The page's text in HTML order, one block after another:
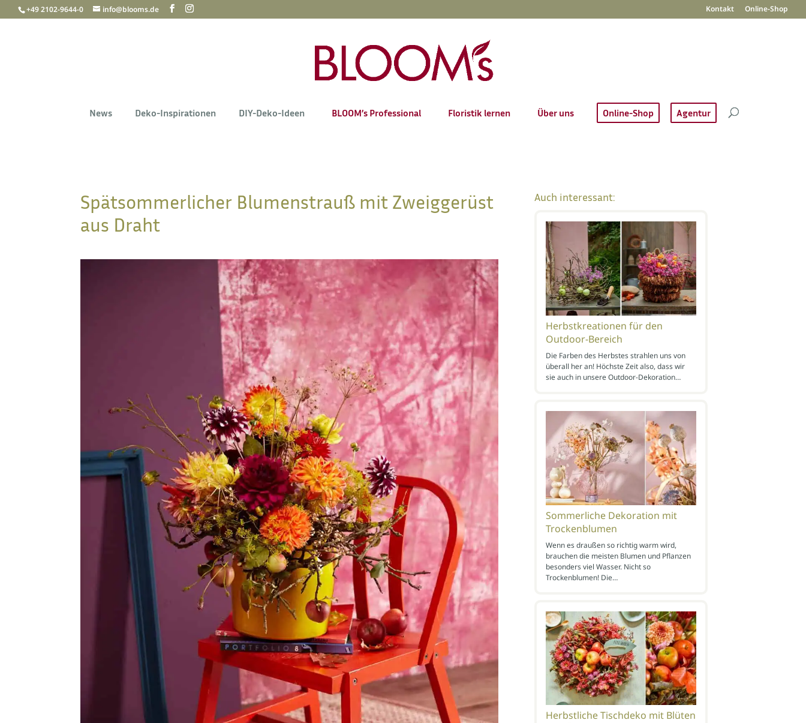
+49 2102-9644-0 info@blooms.de Kontakt Online-Shop
News Deko-Inspirationen DIY-Deko-Ideen BLOOM’s Professional Floristik lernen Über uns Online-Shop Agentur
Spätsommerlicher Blumenstrauß mit Zweiggerüst
aus Draht
Auch interessant:
Herbstkreationen für den
Outdoor-Bereich
Die Farben des Herbstes strahlen uns von
überall her an! Höchste Zeit also, dass wir
sie auch in unsere Outdoor-Dekoration…
Sommerliche Dekoration mit
Trockenblumen
Wenn es draußen so richtig warm wird,
brauchen die meisten Blumen und Pflanzen
besonders viel Wasser. Nicht so
Trockenblumen! Die…
Herbstliche Tischdeko mit Blüten